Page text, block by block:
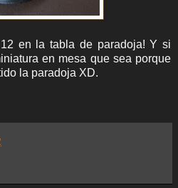
en la tabla de paradoja! Y si
en mesa que sea porque
la paradoja XD.